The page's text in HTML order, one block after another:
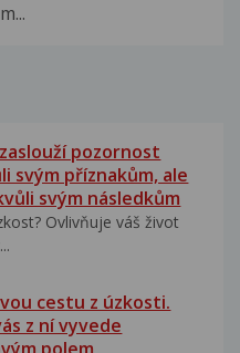
pozornost
svým příznakům, ale
svým následkům
Ovlivňuje váš život
cestu z úzkosti.
z ní vyvede